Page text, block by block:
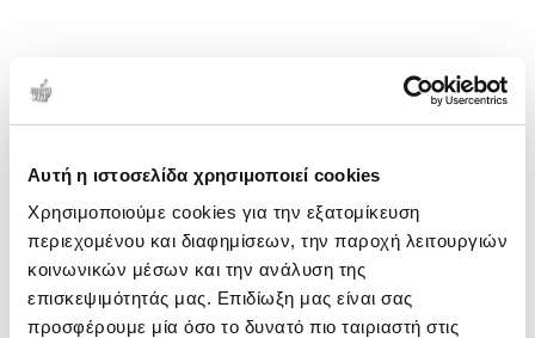
Αυτή η ιστοσελίδα χρησιμοποιεί cookies
Χρησιμοποιούμε cookies για την εξατομίκευση
περιεχομένου και διαφημίσεων, την παροχή λειτουργιών
κοινωνικών μέσων και την ανάλυση της
επισκεψιμότητάς μας. Επιδίωξη μας είναι σας
προσφέρουμε μία όσο το δυνατό πιο ταιριαστή στις